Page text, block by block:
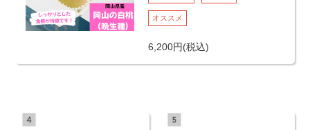
オススメ
6,200円(税込)